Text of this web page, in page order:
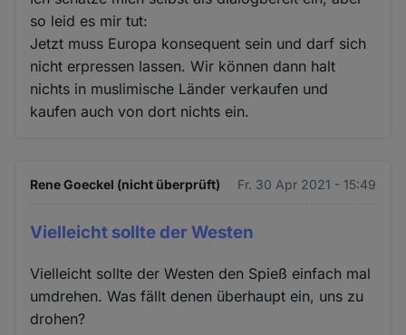
so leid es mir tut:
Jetzt muss Europa konsequent sein und darf sich
nicht erpressen lassen. Wir können dann halt
nichts in muslimische Länder verkaufen und
kaufen auch von dort nichts ein.
Rene Goeckel (nicht überprüft) Fr. 30 Apr 2021 - 15:49
Vielleicht sollte der Westen
Vielleicht sollte der Westen den Spieß einfach mal
umdrehen. Was fällt denen überhaupt ein, uns zu
drohen?